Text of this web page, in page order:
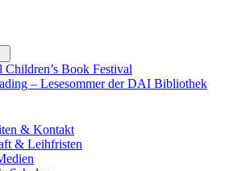
submenu
Children’s Book Festival
– Lesesommer der DAI Bibliothek
& Kontakt
& Leihfristen